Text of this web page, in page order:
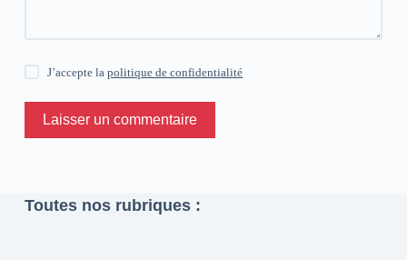
J’accepte lapolitique de confidentialité
Laisser un commentaire
Toutes nos rubriques :